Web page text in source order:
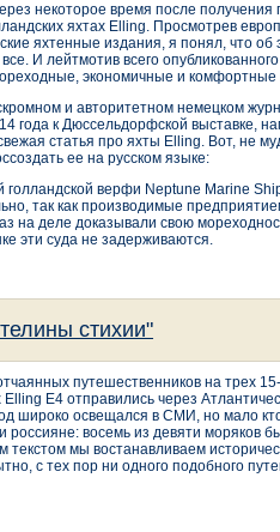
некоторое время после получения
яхтах Elling. Просмотрев
яхтенные издания, я понял, что об
И лейтмотив всего
экономичные и
и авторитетном немецком
года к Дюссельдорфской выставке,
статья про яхты Elling. Вот, не
ее на русском языке:
голландской верфи Neptune Marine
так как производимые
на деле доказывали свою
эти суда не задерживаются.
стихии"
путешественников на трех
E4 отправились через
широко освещался в СМИ, но мало
россияне: восемь из девяти моряков
текстом мы востанавливаем
с тех пор ни одного подобного